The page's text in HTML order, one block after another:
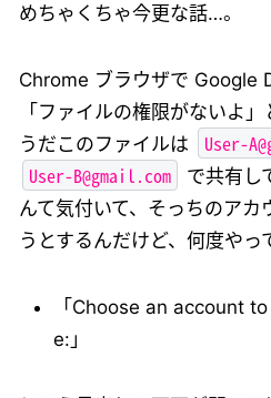
めちゃくちゃ今更な話…。
Chrome ブラウザで Google
「ファイルの権限がないよ
うだこのファイルは
User-
User-B@gmail.com
で共有し
んて気付いて、そっちのアカ
うとするんだけど、何度やっ
「Choose an account
e:」